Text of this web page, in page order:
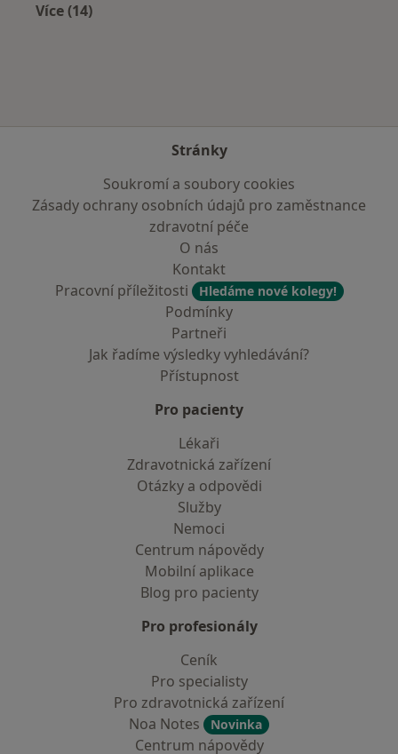
Více (14)
Stránky
Soukromí a soubory cookies
Zásady ochrany osobních údajů pro zaměstnance
zdravotní péče
O nás
Kontakt
Pracovní příležitosti
Hledáme nové kolegy!
Podmínky
Partneři
Jak řadíme výsledky vyhledávání?
Přístupnost
Pro pacienty
Lékaři
Zdravotnická zařízení
Otázky a odpovědi
Služby
Nemoci
Centrum nápovědy
Mobilní aplikace
Blog pro pacienty
Pro profesionály
Ceník
Pro specialisty
Pro zdravotnická zařízení
Noa Notes
Novinka
Centrum nápovědy